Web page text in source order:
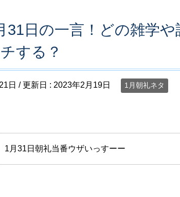
31日の一言！どの雑学
する？
日 / 更新日 : 2023年2月19日 1月朝礼ネタ
1月31日朝礼当番ウザいっすーー